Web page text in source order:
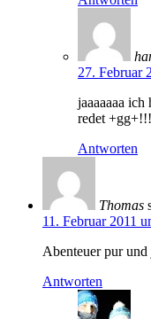
27. Februar
jaaaaaaa
redet
Antworten
Thomas
11. Februar 2011
Abenteuer pur
Antworten